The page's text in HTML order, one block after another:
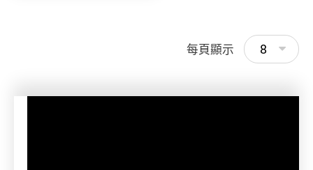
每頁顯示 8